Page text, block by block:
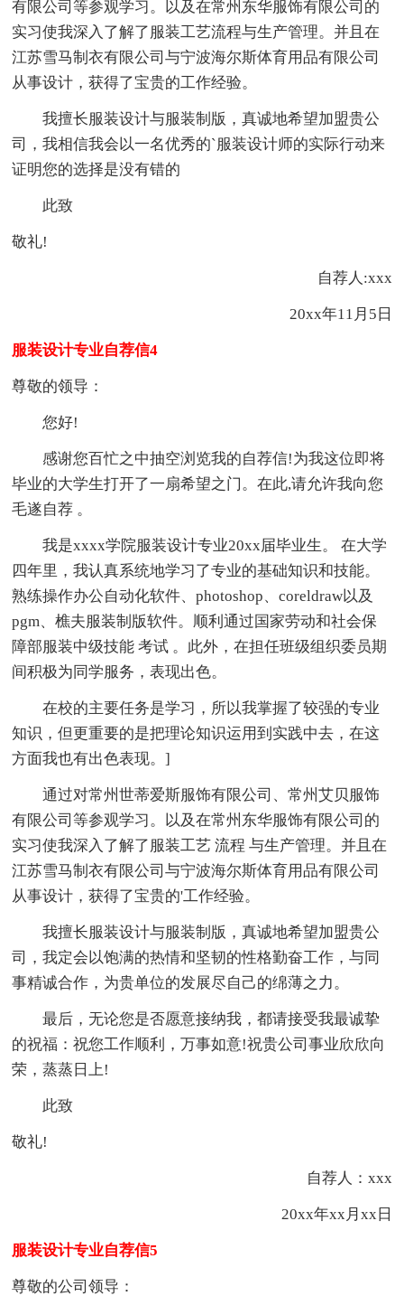
有限公司等参观学习。以及在常州东华服饰有限公司的
实习使我深入了解了服装工艺流程与生产管理。并且在
江苏雪马制衣有限公司与宁波海尔斯体育用品有限公司
从事设计，获得了宝贵的工作经验。
我擅长服装设计与服装制版，真诚地希望加盟贵公
司，我相信我会以一名优秀的`服装设计师的实际行动来
证明您的选择是没有错的
此致
敬礼!
自荐人:xxx
20xx年11月5日
服装设计专业自荐信4
尊敬的领导：
您好!
感谢您百忙之中抽空浏览我的自荐信!为我这位即将
毕业的大学生打开了一扇希望之门。在此,请允许我向您
毛遂自荐 。
我是xxxx学院服装设计专业20xx届毕业生。 在大学
四年里，我认真系统地学习了专业的基础知识和技能。
熟练操作办公自动化软件、photoshop、coreldraw以及
pgm、樵夫服装制版软件。顺利通过国家劳动和社会保
障部服装中级技能 考试 。此外，在担任班级组织委员期
间积极为同学服务，表现出色。
在校的主要任务是学习，所以我掌握了较强的专业
知识，但更重要的是把理论知识运用到实践中去，在这
方面我也有出色表现。]
通过对常州世蒂爱斯服饰有限公司、常州艾贝服饰
有限公司等参观学习。以及在常州东华服饰有限公司的
实习使我深入了解了服装工艺 流程 与生产管理。并且在
江苏雪马制衣有限公司与宁波海尔斯体育用品有限公司
从事设计，获得了宝贵的'工作经验。
我擅长服装设计与服装制版，真诚地希望加盟贵公
司，我定会以饱满的热情和坚韧的性格勤奋工作，与同
事精诚合作，为贵单位的发展尽自己的绵薄之力。
最后，无论您是否愿意接纳我，都请接受我最诚挚
的祝福：祝您工作顺利，万事如意!祝贵公司事业欣欣向
荣，蒸蒸日上!
此致
敬礼!
自荐人：xxx
20xx年xx月xx日
服装设计专业自荐信5
尊敬的公司领导：